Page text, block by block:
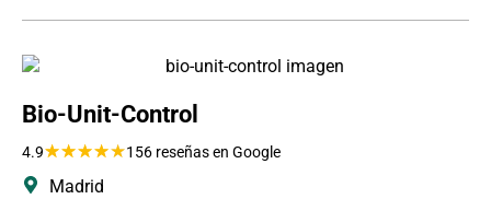
Bio-Unit-Control
4.9★★★★★156 reseñas en Google
Madrid